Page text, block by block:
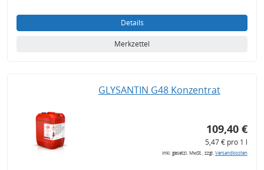
Details
Merkzettel
GLYSANTIN G48 Konzentrat
109,40 €
5,47 € pro 1 l
inkl. gesetzl. MwSt., zzgl.Versandkosten